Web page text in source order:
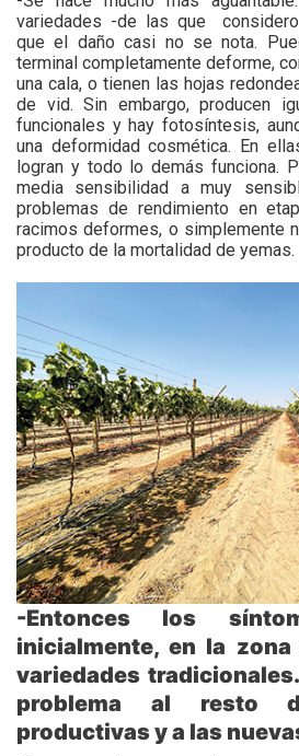
variedades -de las que
que el daño casi no se nota.
terminal completamente deforme,
una cala, o tienen las hojas
de vid. Sin embargo, producen
funcionales y hay fotosíntesis,
una deformidad cosmética. En
logran y todo lo demás funciona.
media sensibilidad a muy
problemas de rendimiento en
racimos deformes, o simplemente
producto de la mortalidad de yemas.
-Entonces los
inicialmente, en la
variedades
problema al resto
productivas y a las